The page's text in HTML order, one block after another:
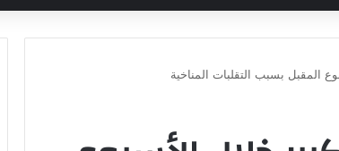
المقبل بسبب التقلبات المناخية